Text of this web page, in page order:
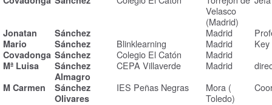
Velasco
(Madrid)
Jonatan Sánchez Madrid
Mario Sánchez Blinklearning Madrid
Covadonga Sánchez Colegio El Catón Madrid
Mª Luisa
Sánchez
Almagro
CEPA Villaverde Madrid
M Carmen
Sánchez
Olivares
IES Peñas Negras
Mora (
Toledo)